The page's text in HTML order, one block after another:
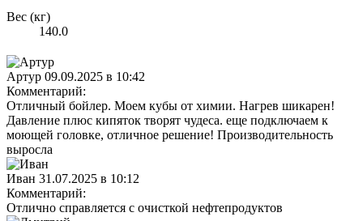
Вес (кг)
140.0
Артур 09.09.2025 в 10:42
Комментарий:
Отличный бойлер. Моем кубы от химии. Нагрев шикарен!
Давление плюс кипяток творят чудеса. еще подключаем к
моющей головке, отличное решение! Производительность
выросла
Иван 31.07.2025 в 10:12
Комментарий:
Отлично справляется с очисткой нефтепродуктов